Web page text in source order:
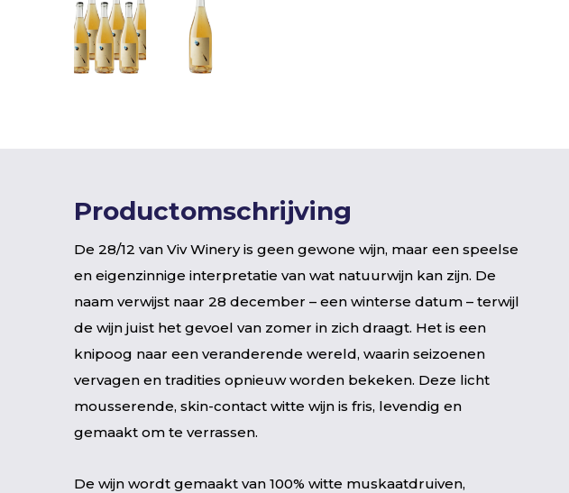
Productomschrijving
De 28/12 van Viv Winery is geen gewone wijn, maar een speelse
en eigenzinnige interpretatie van wat natuurwijn kan zijn. De
naam verwijst naar 28 december – een winterse datum – terwijl
de wijn juist het gevoel van zomer in zich draagt. Het is een
knipoog naar een veranderende wereld, waarin seizoenen
vervagen en tradities opnieuw worden bekeken. Deze licht
mousserende, skin-contact witte wijn is fris, levendig en
gemaakt om te verrassen.
De wijn wordt gemaakt van 100% witte muskaatdruiven,